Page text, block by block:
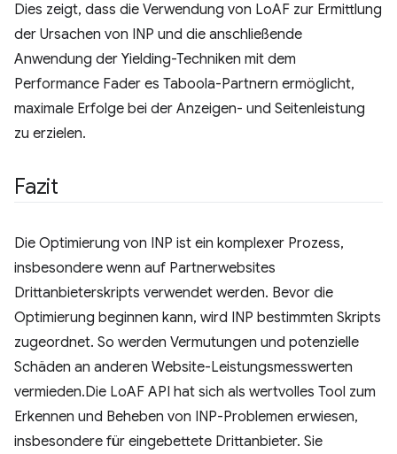
Dies zeigt, dass die Verwendung von LoAF zur Ermittlung
der Ursachen von INP und die anschließende
Anwendung der Yielding-Techniken mit dem
Performance Fader es Taboola-Partnern ermöglicht,
maximale Erfolge bei der Anzeigen- und Seitenleistung
zu erzielen.
Fazit
Die Optimierung von INP ist ein komplexer Prozess,
insbesondere wenn auf Partnerwebsites
Drittanbieterskripts verwendet werden. Bevor die
Optimierung beginnen kann, wird INP bestimmten Skripts
zugeordnet. So werden Vermutungen und potenzielle
Schäden an anderen Website-Leistungsmesswerten
vermieden.Die LoAF API hat sich als wertvolles Tool zum
Erkennen und Beheben von INP-Problemen erwiesen,
insbesondere für eingebettete Drittanbieter. Sie